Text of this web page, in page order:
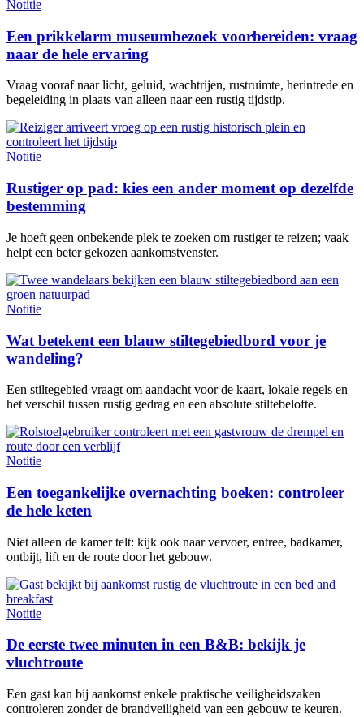
Notitie
Een prikkelarm museumbezoek voorbereiden: vraag
naar de hele ervaring
Vraag vooraf naar licht, geluid, wachtrijen, rustruimte, herintrede en
begeleiding in plaats van alleen naar een rustig tijdstip.
Notitie
Rustiger op pad: kies een ander moment op dezelfde
bestemming
Je hoeft geen onbekende plek te zoeken om rustiger te reizen; vaak
helpt een beter gekozen aankomstvenster.
Notitie
Wat betekent een blauw stiltegebiedbord voor je
wandeling?
Een stiltegebied vraagt om aandacht voor de kaart, lokale regels en
het verschil tussen rustig gedrag en een absolute stiltebelofte.
Notitie
Een toegankelijke overnachting boeken: controleer
de hele keten
Niet alleen de kamer telt: kijk ook naar vervoer, entree, badkamer,
ontbijt, lift en de route door het gebouw.
Notitie
De eerste twee minuten in een B&B: bekijk je
vluchtroute
Een gast kan bij aankomst enkele praktische veiligheidszaken
controleren zonder de brandveiligheid van een gebouw te keuren.